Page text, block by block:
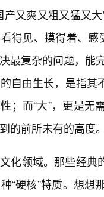
产又爽又粗又猛又
得见、摸得着、
最复杂的问题，能
自由生长，是指
；而“大”，更是
的前所未有的高度
化领域。那些经典
“硬核”特质。想